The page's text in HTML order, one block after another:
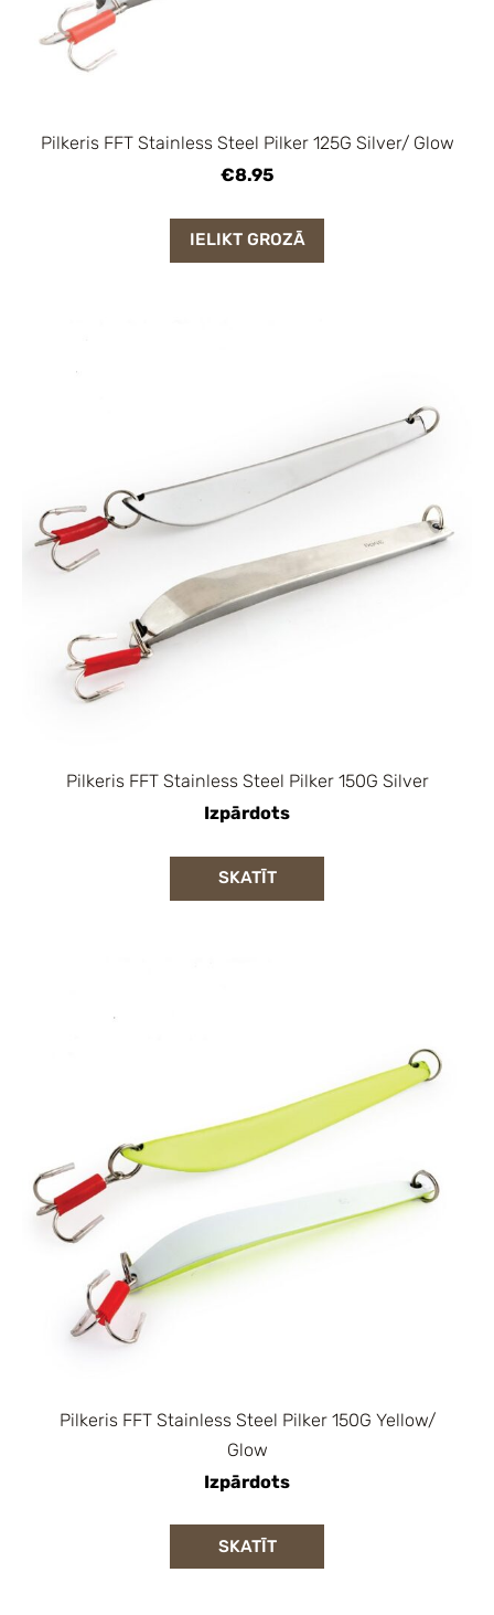
Pilkeris FFT Stainless Steel Pilker 125G Silver/ Glow
€8.95
IELIKT GROZĀ
Pilkeris FFT Stainless Steel Pilker 150G Silver
Izpārdots
SKATĪT
Pilkeris FFT Stainless Steel Pilker 150G Yellow/
Glow
Izpārdots
SKATĪT